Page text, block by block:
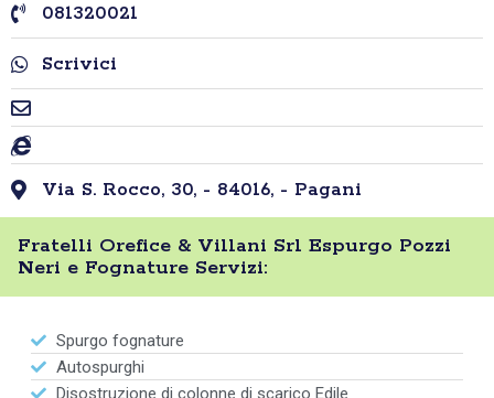
081320021
Scrivici
Via S. Rocco, 30, - 84016, - Pagani
Fratelli Orefice & Villani Srl Espurgo Pozzi
Neri e Fognature Servizi:
Spurgo fognature
Autospurghi
Disostruzione di colonne di scarico Edile